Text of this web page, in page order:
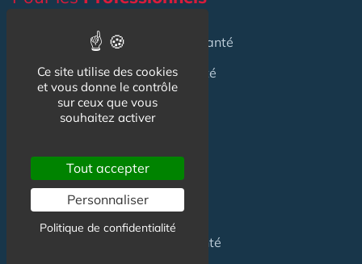
Location locauxen Maison de Santé
Achat locauxen Maison de Santé
en Centre de Santé
Créerune Maison de Santé
Financerune Maison de Santé
dans une Maison de Santé
Ce site utilise des cookies
et vous donne le contrôle
sur ceux que vous
souhaitez activer
Tout accepter
Personnaliser
Politique de confidentialité